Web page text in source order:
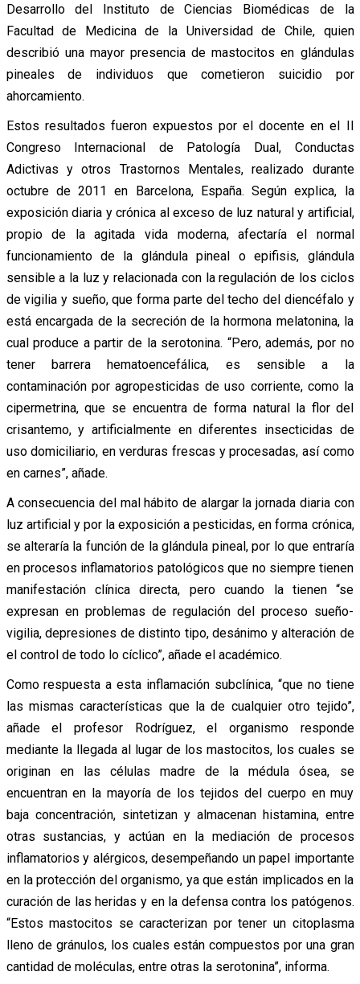
Desarrollo del Instituto de Ciencias Biomédicas de la
Facultad de Medicina de la Universidad de Chile, quien
describió una mayor presencia de mastocitos en glándulas
pineales de individuos que cometieron suicidio por
ahorcamiento.
Estos resultados fueron expuestos por el docente en el II
Congreso Internacional de Patología Dual, Conductas
Adictivas y otros Trastornos Mentales, realizado durante
octubre de 2011 en Barcelona, España. Según explica, la
exposición diaria y crónica al exceso de luz natural y artificial,
propio de la agitada vida moderna, afectaría el normal
funcionamiento de la glándula pineal o epifisis, glándula
sensible a la luz y relacionada con la regulación de los ciclos
de vigilia y sueño, que forma parte del techo del diencéfalo y
está encargada de la secreción de la hormona melatonina, la
cual produce a partir de la serotonina. “Pero, además, por no
tener barrera hematoencefálica, es sensible a la
contaminación por agropesticidas de uso corriente, como la
cipermetrina, que se encuentra de forma natural la flor del
crisantemo, y artificialmente en diferentes insecticidas de
uso domiciliario, en verduras frescas y procesadas, así como
en carnes”, añade.
A consecuencia del mal hábito de alargar la jornada diaria con
luz artificial y por la exposición a pesticidas, en forma crónica,
se alteraría la función de la glándula pineal, por lo que entraría
en procesos inflamatorios patológicos que no siempre tienen
manifestación clínica directa, pero cuando la tienen “se
expresan en problemas de regulación del proceso sueño-
vigilia, depresiones de distinto tipo, desánimo y alteración de
el control de todo lo cíclico”, añade el académico.
Como respuesta a esta inflamación subclínica, “que no tiene
las mismas características que la de cualquier otro tejido”,
añade el profesor Rodríguez, el organismo responde
mediante la llegada al lugar de los mastocitos, los cuales se
originan en las células madre de la médula ósea, se
encuentran en la mayoría de los tejidos del cuerpo en muy
baja concentración, sintetizan y almacenan histamina, entre
otras sustancias, y actúan en la mediación de procesos
inflamatorios y alérgicos, desempeñando un papel importante
en la protección del organismo, ya que están implicados en la
curación de las heridas y en la defensa contra los patógenos.
“Estos mastocitos se caracterizan por tener un citoplasma
lleno de gránulos, los cuales están compuestos por una gran
cantidad de moléculas, entre otras la serotonina”, informa.